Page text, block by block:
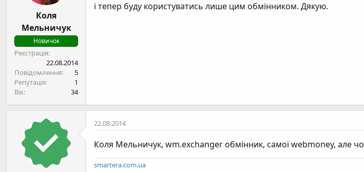
Коля
Мельничук
Новичок
Реєстрація
22.08.2014
Повідомлення
5
Репутація
1
Вік
34
і тепер буду користуватись лише цим обмінником. Дякую.
22.08.2014
Коля Мельничук, wm.exchanger обмінник, самої webmoney, але
smartera.com.ua